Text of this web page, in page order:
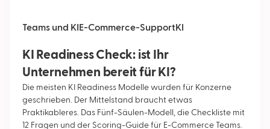
Teams und KI E-Commerce-Support KI
KI Readiness Check: ist Ihr
Unternehmen bereit für KI?
Die meisten KI Readiness Modelle wurden für Konzerne
geschrieben. Der Mittelstand braucht etwas
Praktikableres. Das Fünf-Säulen-Modell, die Checkliste mit
12 Fragen und der Scoring-Guide für E-Commerce Teams.